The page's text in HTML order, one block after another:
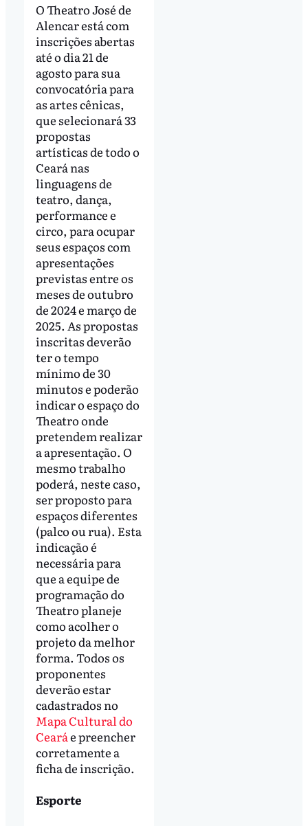
O Theatro José de
Alencar está com
inscrições abertas
até o dia 21 de
agosto para sua
convocatória para
as artes cênicas,
que selecionará 33
propostas
artísticas de todo o
Ceará nas
linguagens de
teatro, dança,
performance e
circo, para ocupar
seus espaços com
apresentações
previstas entre os
meses de outubro
de 2024 e março de
2025. As propostas
inscritas deverão
ter o tempo
mínimo de 30
minutos e poderão
indicar o espaço do
Theatro onde
pretendem realizar
a apresentação. O
mesmo trabalho
poderá, neste caso,
ser proposto para
espaços diferentes
(palco ou rua). Esta
indicação é
necessária para
que a equipe de
programação do
Theatro planeje
como acolher o
projeto da melhor
forma. Todos os
proponentes
deverão estar
cadastrados no
Mapa Cultural do
Cearáe preencher
corretamente a
ficha de inscrição.
Esporte